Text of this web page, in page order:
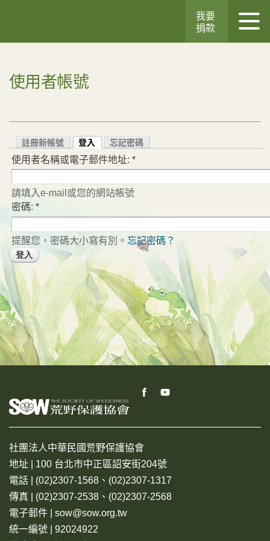
我要
捐款
使用者帳號
註冊新帳號 登入 忘記密碼
使用者名稱或電子郵件地址: *
請填入e-mail或您的網站帳號
密碼: *
提醒您，密碼大小寫有別。 忘記密碼？
社團法人中華民國荒野保護協會
地址 | 100 台北市中正區詔安街204號
電話 | (02)2307-1568、(02)2307-1317
傳真 | (02)2307-2538、(02)2307-2568
電子郵件 | sow@sow.org.tw
統一編號 | 92024922